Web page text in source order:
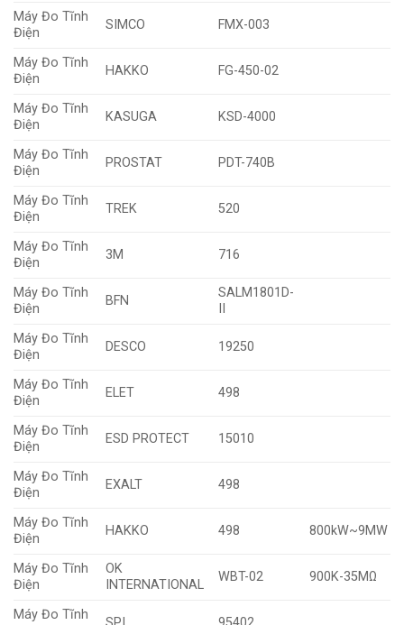
Máy Đo Tĩnh
Điện
SIMCO FMX-003
Máy Đo Tĩnh
Điện
HAKKO FG-450-02
Máy Đo Tĩnh
Điện
KASUGA KSD-4000
Máy Đo Tĩnh
Điện
PROSTAT PDT-740B
Máy Đo Tĩnh
Điện
TREK 520
Máy Đo Tĩnh
Điện
3M 716
Máy Đo Tĩnh
Điện
BFN
SALM1801D-
Máy Đo Tĩnh
Điện
DESCO 19250
Máy Đo Tĩnh
Điện
ELET 498
Máy Đo Tĩnh
Điện
ESD PROTECT 15010
Máy Đo Tĩnh
Điện
EXALT 498
Máy Đo Tĩnh
Điện
HAKKO 498 800kW~9MW
Máy Đo Tĩnh
Điện
OK
INTERNATIONAL
WBT-02 900K-35MΩ
Máy Đo Tĩnh